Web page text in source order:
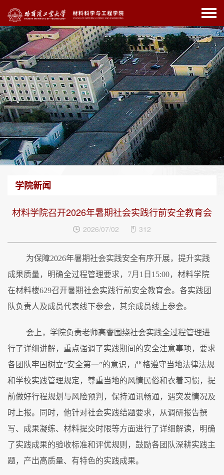
学院新闻
材料学院召开2026年暑期社会实践行前安全教育会
2026/07/02 312
为保障2026年暑期社会实践安全有序开展，提升实践
成果质量，明确全过程管理要求， 7月 1 日 15:00，材料学院
在材料楼629召开暑期社会实践行前安全教育会。各实践团
队负责人及成员代表线下参会，其余成员线上参会。
会上，学院负责老师高睿围绕社会实践全过程管理进
行了详细讲解，重点强调了实践期间的安全注意事项，要求
各团队牢固树立“安全第一”的意识，严格遵守当地法律法规
和学校实践管理规定，尊重当地的风情民俗和衣着习惯，提
前做好行程规划与风险预判，保持通讯畅通，遇突发情况及
时上报。同时，他针对社会实践结题要求，从调研报告撰
写、成果凝练、材料提交时限等方面进行了详细解读，明确
了实践成果的验收标准和评优规则，鼓励各团队深耕实践主
题，产出高质量、有特色的实践成果。